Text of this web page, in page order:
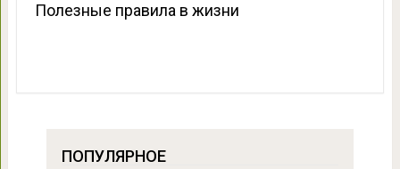
Полезные правила в жизни
ПОПУЛЯРНОЕ